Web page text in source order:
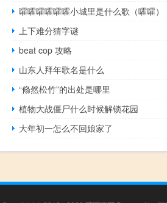
嚯嚯嚯嚯嚯嚯小城里是什么歌（嚯嚯）
上下难分猜字谜
beat cop 攻略
山东人拜年歌名是什么
“翛然松竹”的出处是哪里
植物大战僵尸什么时候解锁花园
大年初一怎么不回娘家了